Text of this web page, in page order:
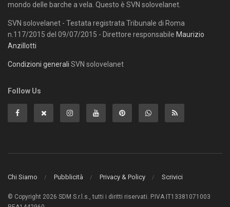
mondo delle barche a vela. Questo è SVN solovelanet.
SVN solovelanet - Testata registrata Tribunale di Roma
n.117/2015 del 09/07/2015 - Direttore responsabile Maurizio
Anzillotti
Condizioni generali SVN solovelanet
Follow Us
Chi Siamo Pubblicità Privacy & Policy Scrivici
© Copyright 2026 SDM S.r.l.s., tutti i diritti riservati. P.IVA IT13381071003